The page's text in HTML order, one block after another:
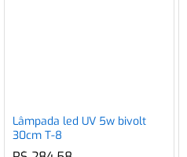
Lâmpada led UV 5w bivolt
30cm T-8